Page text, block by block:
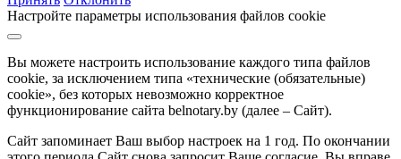
Настройте параметры использования файлов cookie
Вы можете настроить использование каждого типа файлов
cookie, за исключением типа «технические (обязательные)
cookie», без которых невозможно корректное
функционирование сайта belnotary.by (далее – Сайт).
Сайт запоминает Ваш выбор настроек на 1 год. По окончании